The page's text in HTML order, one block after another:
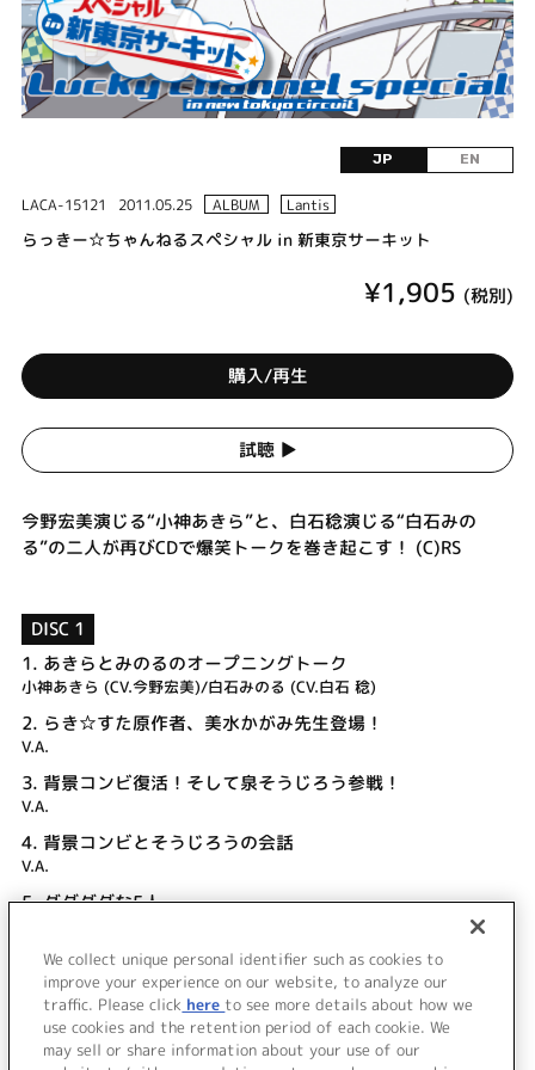
JP EN
LACA-15121 2011.05.25 ALBUM Lantis
らっきー☆ちゃんねるスペシャル in 新東京サーキット
¥1,905 (税別)
購入/再生
試聴 ▶︎
今野宏美演じる“小神あきら”と、白石稔演じる“白石みの
る”の二人が再びCDで爆笑トークを巻き起こす！ (C)RS
DISC 1
1. あきらとみのるのオープニングトーク
小神あきら (CV.今野宏美)/白石みのる (CV.白石 稔)
2. らき☆すた原作者、美水かがみ先生登場！
V.A.
3. 背景コンビ復活！そして泉そうじろう参戦！
V.A.
4. 背景コンビとそうじろうの会話
V.A.
5.グダグダな5人
みんなでエンディングトーク
V.A.
＜ BACK
We collect unique personal identifier such as cookies to
improve your experience on our website, to analyze our
traffic. Please click here to see more details about how we
use cookies and the retention period of each cookie. We
may sell or share information about your use of our